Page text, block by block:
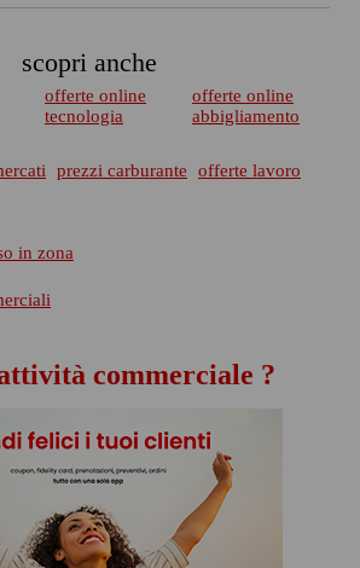
scopri anche
offerte online
tecnologia
offerte online
abbigliamento
prezzi carburante
offerte lavoro
in zona
commerciale ?